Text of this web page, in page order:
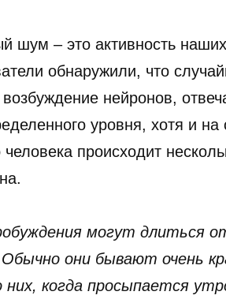
шум – это активность
обнаружили, что
нейронов,
уровня, хотя и на
человека происходит
могут длиться
они бывают очень
когда просыпается